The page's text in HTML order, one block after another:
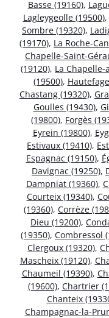
Basse (19160),
Lagleygeolle (19500),
Sombre (19320),
(19170), La Roche-
Chapelle-Saint-
(19120), La Chapelle-
(19500),
Chastang (19320),
Goulles (19430),
(19800), Forgès
Eyrein (19800),
Estivaux (19410),
Espagnac (19150),
Davignac (19250),
Dampniat (19360),
Courteix (19340),
(19360), Corrèze
Dieu (19200),
(19350), Combressol
Clergoux (19320),
Mascheix (19120),
Chaumeil (19390),
(19600), Chartrier
Chanteix
Champagnac-la-